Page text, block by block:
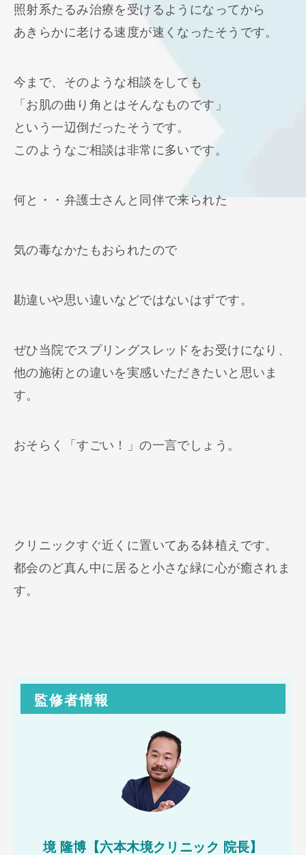
照射系たるみ治療を受けるようになってから
あきらかに老ける速度が速くなったそうです。
今まで、そのような相談をしても
「お肌の曲り角とはそんなものです」
という一辺倒だったそうです。
このようなご相談は非常に多いです。
何と・・弁護士さんと同伴で来られた
気の毒なかたもおられたので
勘違いや思い違いなどではないはずです。
ぜひ当院でスプリングスレッドをお受けになり、
他の施術との違いを実感いただきたいと思いま
す。
おそらく「すごい！」の一言でしょう。
クリニックすぐ近くに置いてある鉢植えです。
都会のど真ん中に居ると小さな緑に心が癒されま
す。
監修者情報
境 隆博【六本木境クリニック 院長】